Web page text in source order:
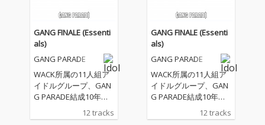
構成されたDisc1、11
人のメンバーが各自1
曲ずつセレクトしたDis
c2に加え、一般投票に
てDisc3の収録曲が決定
した。本アルバム収録
曲のうち、新たに11人
体制として収録する楽
ー11人がボーカルの再
構成されたDisc1、11
人のメンバーが各自1
曲ずつセレクトしたDis
c2に加え、一般投票に
てDisc3の収録曲が決定
した。本アルバム収録
曲のうち、新たに11人
体制として収録する楽
ー11人がボーカルの再
GANG FINALE (Essenti
als)
GANG PARADE
WACK所属の11人組ア
イドルグループ、GAN
G PARADE結成10年目
の記念日6月17日にリ
リースされる「GANG
12 tracks
GANG FINALE (Essenti
als)
GANG PARADE
WACK所属の11人組ア
イドルグループ、GAN
G PARADE結成10年目
の記念日6月17日にリ
リースされる「GANG
12 tracks